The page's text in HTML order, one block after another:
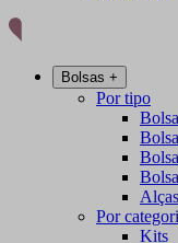
Bolsas +
Por tipo
Por
Kits